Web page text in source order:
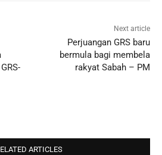
Next article
Perjuangan GRS baru
bermula bagi membela
rakyat Sabah – PM
ARTICLES